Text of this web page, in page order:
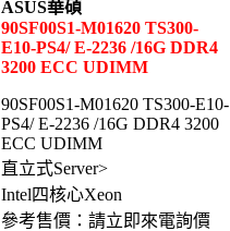
ASUS華碩
90SF00S1-M01620 TS300-
E10-PS4/ E-2236 /16G DDR4
3200 ECC UDIMM
90SF00S1-M01620 TS300-E10-
PS4/ E-2236 /16G DDR4 3200
ECC UDIMM
直立式Server>
Intel四核心Xeon
參考售價：請立即來電詢價